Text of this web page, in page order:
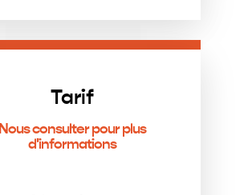
Tarif
Nous consulter pour plus
d'informations